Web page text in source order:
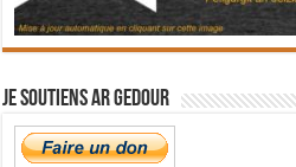
Je soutiens Ar Gedour